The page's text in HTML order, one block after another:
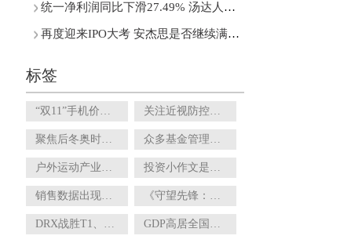
统一净利润同比下滑27.49% 汤达人推出6元米线有用吗？
再度迎来IPO大考 安杰思是否继续满足科创属性相关指标？
标签
“双11”手机价格跳水 厂商如何刺激手机用户换机欲望？ 关注近视防控市场：OK镜集采提上日程 离焦软镜等竞品涌现
聚焦后冬奥时代：国家高山滑雪中心雪场预告月底开板 众多基金管理人争相发行 震荡市下短债基金受追捧
户外运动产业发展规划来了！拟推公建民营模式提高建设运营效率 投资小作文是口毒鸡汤 作者大多存在灰色利益
销售数据出现负增长 设计本土化的阿迪达斯还能翻身吗？ 《守望先锋：归来》接档回归满月 玩家对未来版本期待走低
DRX战胜T1、王嘉尔《急火》搜索热度高……电竞产业商业化程度如何？ GDP高居全国第十二位 无缘特大城市的宁波开始“抢人”